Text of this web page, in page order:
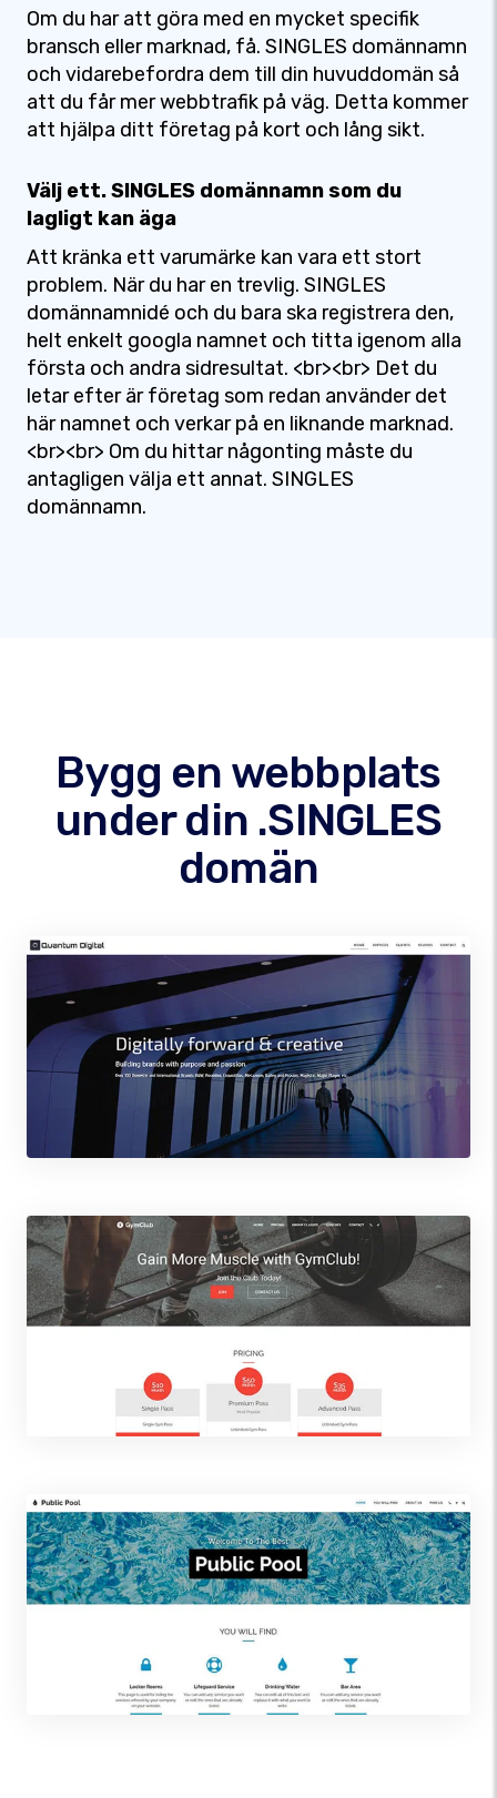
Om du har att göra med en mycket specifik
bransch eller marknad, få. SINGLES domännamn
och vidarebefordra dem till din huvuddomän så
att du får mer webbtrafik på väg. Detta kommer
att hjälpa ditt företag på kort och lång sikt.
Välj ett. SINGLES domännamn som du
lagligt kan äga
Att kränka ett varumärke kan vara ett stort
problem. När du har en trevlig. SINGLES
domännamnidé och du bara ska registrera den,
helt enkelt googla namnet och titta igenom alla
första och andra sidresultat. <br><br> Det du
letar efter är företag som redan använder det
här namnet och verkar på en liknande marknad.
<br><br> Om du hittar någonting måste du
antagligen välja ett annat. SINGLES
domännamn.
Bygg en webbplats
under din .SINGLES
domän